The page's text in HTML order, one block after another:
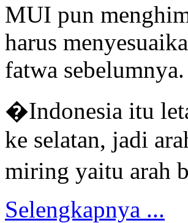
MUI pun
harus
fatwa sebelumnya.
�Indonesia itu
ke selatan, jadi
miring yaitu arah
Selengkapnya ...